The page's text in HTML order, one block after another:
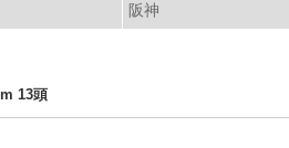
阪神
13頭